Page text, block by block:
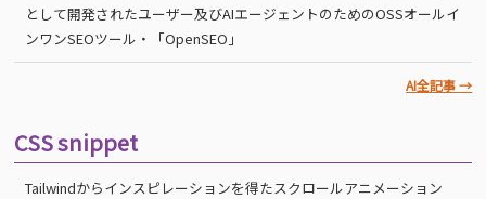
として開発されたユーザー及びAIエージェントのためのOSSオールイ
ンワンSEOツール・「OpenSEO」
AI全記事 →
CSS snippet
Tailwindからインスピレーションを得たスクロールアニメーション